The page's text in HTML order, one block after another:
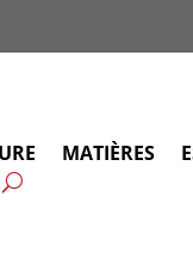
MATIÈRES